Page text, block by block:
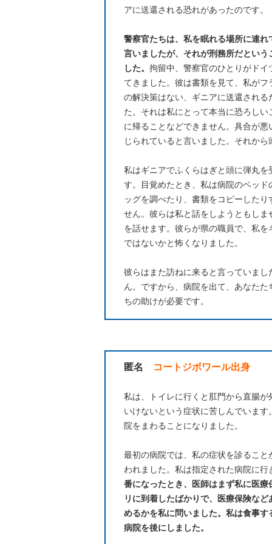
アに送還される恐れがあったのです。
警察官たちは、私を眠れる場所に連れ
言いましたが、それが刑務所だという
した。 拘留中、警察官のひとりがドイ
てきました。彼は書類を見て、私がフ
の解決策はない、ギニアに送還される
た。それは私にとって本当に恐ろしい
に帰ることなどできません。具合が
じられていると言いました。それか
私はギニアでふくらはぎと頭に弾丸
す。目覚めたとき、私は病院のベッ
ッグを調べたり、書類をコピーした
せん。彼らは私と話をしようともし
を話せます。彼らが県の職員で、私
ではないかと怖くなりました。
彼らはまた訪ねに来ると言っていま
ん。ですから、病院を出て、あなた
ちの助けが必要です。
匿名 コートジボワール出身
私は、トイレに行くと肛門から直腸
いけないという症状に苦しんでいま
院をまわることになりました。
最初の病院では、私の症状を診るこ
われました。私は指定された病院に
番になったとき、医師はまず私に医
リに到着したばかりで、医療保険な
めるかを私に問いました。私は食事
病院を後にしました。